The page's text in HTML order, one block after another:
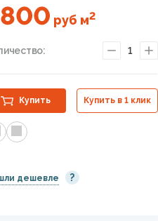
руб м2
1
Купить Купить в 1 клик
дешевле ?